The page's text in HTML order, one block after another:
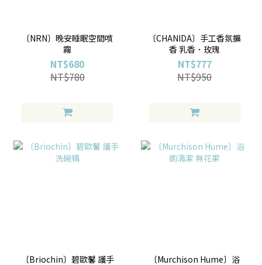
〔NRN〕晚安睡眠空間噴
霧
NT$680
NT$780
〔CHANIDA〕手工香氛擴
香 乳香．玫瑰
NT$777
NT$950
〔Briochin〕碧歐馨 護手
〔Murchison Hume〕浴